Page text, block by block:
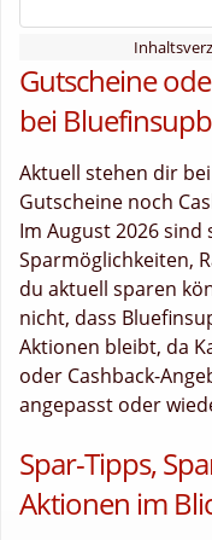
Gutscheine
bei
Aktuell stehen dir
Gutscheine noch
Im August 2026
Sparmöglichkeiten,
du aktuell sparen
nicht, dass
Aktionen bleibt, da
oder Cashback-
angepasst oder
Spar-Tipps,
Aktionen im